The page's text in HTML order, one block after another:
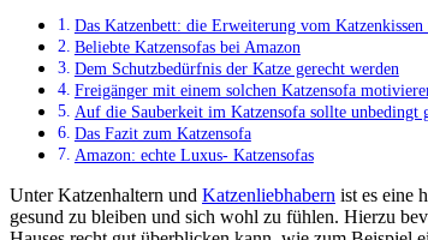
Das Katzenbett: die Erweiterung vom
Beliebte Katzensofas bei Amazon
Dem Schutzbedürfnis der Katze gerecht werden
Freigänger mit einem solchen Katzensofa
Auf die Sauberkeit im Katzensofa sollte unbedingt
Das Fazit zum Katzensofa
Amazon: echte Luxus- Katzensofas
Unter Katzenhaltern und Katzenliebhabern ist es eine
gesund zu bleiben und sich wohl zu fühlen. Hierzu